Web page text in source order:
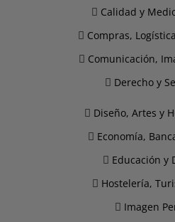
Calidad y
Compras,
Comunicación,
Derecho y
Diseño, Artes y
Economía,
Educación y
Hostelería,
Imagen